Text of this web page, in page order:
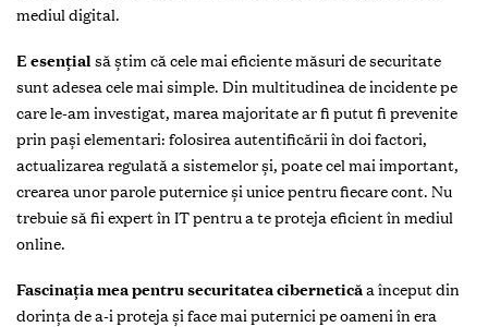
mediul digital.
E esențial să știm că cele mai eficiente măsuri de securitate
sunt adesea cele mai simple. Din multitudinea de incidente pe
care le-am investigat, marea majoritate ar fi putut fi prevenite
prin pași elementari: folosirea autentificării în doi factori,
actualizarea regulată a sistemelor și, poate cel mai important,
crearea unor parole puternice și unice pentru fiecare cont. Nu
trebuie să fii expert în IT pentru a te proteja eficient în mediul
online.
Fascinația mea pentru securitatea ciberneticăa început din
dorința de a-i proteja și face mai puternici pe oameni în era